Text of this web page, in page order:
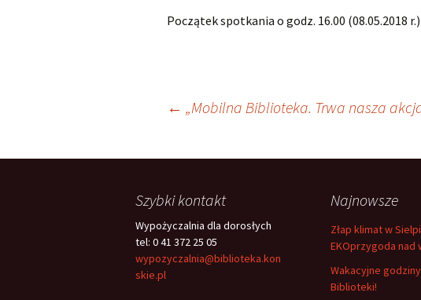
Początek spotkania o godz. 16.00 (08.05.2018 r.)
Nawigacja
wpisu
← „Mobilna Biblioteka. Trwa nasza
Szybki kontakt
Wypożyczalnia dla dorosłych
tel: 0 41 372 25 05
wypozyczalnia@biblioteka.kon
skie.pl
Najnowsze
Złap klimat w
EKOprzygoda nad
Wakacyjne
Biblioteki!